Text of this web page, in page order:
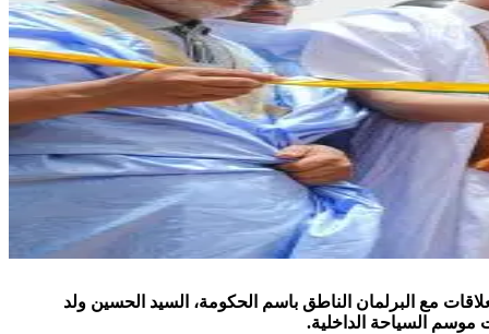
مع البرلمان الناطق باسم الحكومة، السيد الحسين ولد
موسم السياحة الداخلية.